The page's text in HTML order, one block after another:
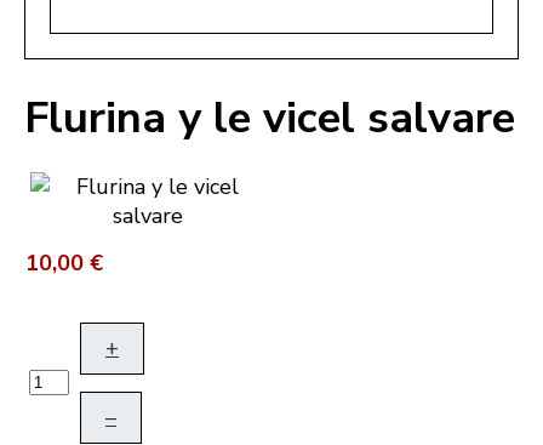
Flurina y le vicel salvare
10,00 €
+
–